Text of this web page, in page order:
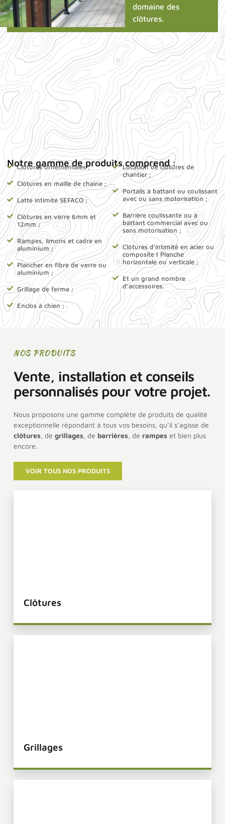
domaine des
clôtures.
Notre gamme de produits comprend :
Clôtures ornementales ;
Clôtures en maille de chaine ;
Latte intimité SEFACO ;
Clôtures en verre 6mm et
12mm ;
Rampes, limons et cadre en
aluminium ;
Plancher en fibre de verre ou
aluminium ;
Grillage de ferme ;
Enclos à chien ;
Location de clôtures de
chantier ;
Portails à battant ou coulissant
avec ou sans motorisation ;
Barrière coulissante ou à
battant commercial avec ou
sans motorisation ;
Clôtures d'intimité en acier ou
composite I Planche
horizontale ou verticale ;
Et un grand nombre
d’accessoires.
NOS PRODUITS
Vente, installation et conseils
personnalisés pour votre projet.
Nous proposons une gamme complète de produits de qualité
exceptionnelle répondant à tous vos besoins, qu’il s’agisse de
clôtures, de grillages, de barrières, de rampes et bien plus
encore.
VOIR TOUS NOS PRODUITS
Clôtures
Grillages